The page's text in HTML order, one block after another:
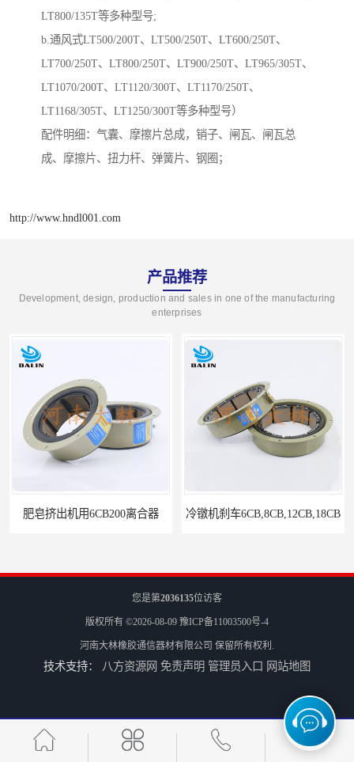
LT800/135T等多种型号;
b.通风式LT500/200T、LT500/250T、LT600/250T、
LT700/250T、LT800/250T、LT900/250T、LT965/305T、
LT1070/200T、LT1120/300T、LT1170/250T、
LT1168/305T、LT1250/300T等多种型号）
配件明细：气囊、摩擦片总成，销子、闸瓦、闸瓦总
成、摩擦片、扭力杆、弹簧片、钢圈；
http://www.hndl001.com
产品推荐
Development, design, production and sales in one of the manufacturing
enterprises
肥皂挤出机用6CB200离合器 冷镦机刹车6CB,8CB,12CB,18CB
冷镦机电机用小型8CB250离合器制动器刹车
您是第2036135位访客
版权所有 ©2026-08-09 豫ICP备11003500号-4
河南大林橡胶通信器材有限公司 保留所有权利.
技术支持： 八方资源网 免责声明 管理员入口 网站地图